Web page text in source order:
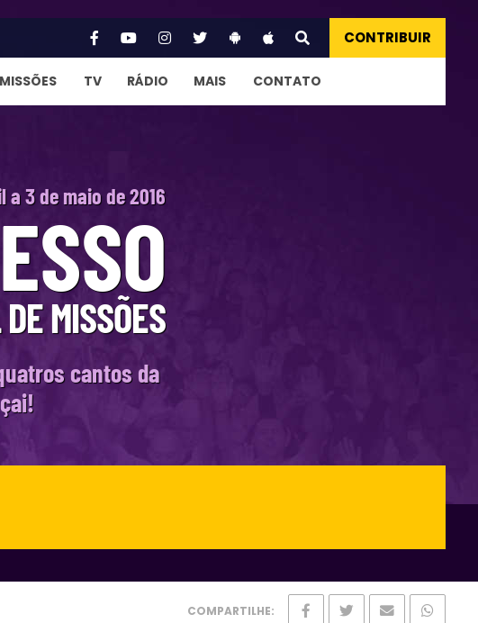
CONTRIBUIR
TV RÁDIO MAIS CONTATO
a 3 de maio de 2016
MISSÕES
cantos da
COMPARTILHE: